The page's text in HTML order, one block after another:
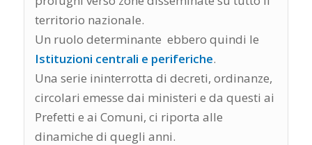
territorio nazionale.
Un ruolo determinante ebbero quindi le
Istituzioni centrali e periferiche.
Una serie ininterrotta di decreti, ordinanze,
circolari emesse dai ministeri e da questi ai
Prefetti e ai Comuni, ci riporta alle
dinamiche di quegli anni.